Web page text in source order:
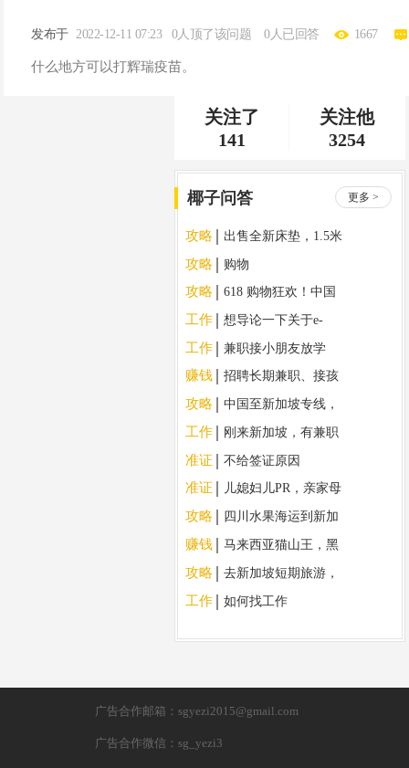
发布于 2022-12-11 07:23 0人顶了该问题 0人已回答 1667
什么地方可以打辉瑞疫苗。
关注了
141
关注他
3254
椰子问答 更多 >
攻略
出售全新床垫，1.5米
攻略 购物
攻略
618 购物狂欢！中国
至新加坡专线，降价
大促销！！！
工作
想导论一下关于e-
invoice 的问题
工作 兼职接小朋友放学
赚钱
招聘长期兼职、接孩
子放学
攻略
中国至新加坡专线，
优惠降价啦！！
工作
刚来新加坡，有兼职
工作吗
准证 不给签证原因
准证
儿媳妇儿PR，亲家母
帮忙带孙子到9周岁
了，现在为什么不给
亲家母批签证了？。
攻略
四川水果海运到新加
坡，求社群合作
赚钱
马来西亚猫山王，黑
刺鲜果，中国国内现
货现发
攻略
去新加坡短期旅游，
吃喝用住行（人民币
支付宝/微信）使用什
工作 如何找工作
广告合作邮箱：sgyezi2015@gmail.com
广告合作微信：sg_yezi3